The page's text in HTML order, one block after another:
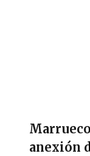
anexión